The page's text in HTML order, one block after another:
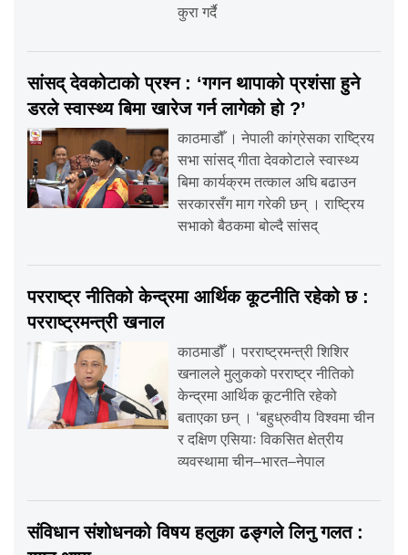
कुरा गर्दै
सांसद् देवकोटाको प्रश्न : ‘गगन थापाको प्रशंसा हुने
डरले स्वास्थ्य बिमा खारेज गर्न लागेको हो ?’
काठमाडौँ । नेपाली कांग्रेसका राष्ट्रिय
सभा सांसद् गीता देवकोटाले स्वास्थ्य
बिमा कार्यक्रम तत्काल अघि बढाउन
सरकारसँग माग गरेकी छन् । राष्ट्रिय
सभाको बैठकमा बोल्दै सांसद्
परराष्ट्र नीतिको केन्द्रमा आर्थिक कूटनीति रहेको छ :
परराष्ट्रमन्त्री खनाल
काठमाडौँ । परराष्ट्रमन्त्री शिशिर
खनालले मुलुकको परराष्ट्र नीतिको
केन्द्रमा आर्थिक कूटनीति रहेको
बताएका छन् । ‘बहुध्रुवीय विश्वमा चीन
र दक्षिण एसियाः विकसित क्षेत्रीय
व्यवस्थामा चीन–भारत–नेपाल
संविधान संशोधनको विषय हलुका ढङ्गले लिनु गलत :